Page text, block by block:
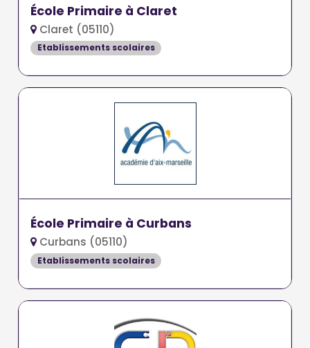
École Primaire à Claret
Claret (05110)
Etablissements scolaires
École Primaire à Curbans
Curbans (05110)
Etablissements scolaires